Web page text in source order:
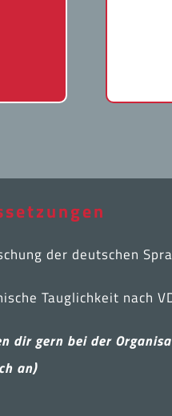
der deutschen
Tauglichkeit nach
dir gern bei der
an)